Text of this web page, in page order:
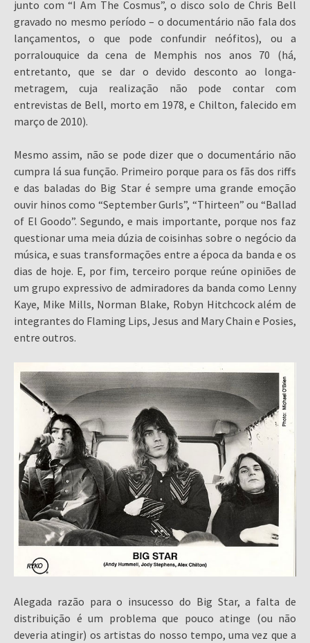
junto com “I Am The Cosmus”, o disco solo de Chris Bell
gravado no mesmo período – o documentário não fala dos
lançamentos, o que pode confundir neófitos), ou a
porralouquice da cena de Memphis nos anos 70 (há,
entretanto, que se dar o devido desconto ao longa-
metragem, cuja realização não pode contar com
entrevistas de Bell, morto em 1978, e Chilton, falecido em
março de 2010).
Mesmo assim, não se pode dizer que o documentário não
cumpra lá sua função. Primeiro porque para os fãs dos riffs
e das baladas do Big Star é sempre uma grande emoção
ouvir hinos como “September Gurls”, “Thirteen” ou “Ballad
of El Goodo”. Segundo, e mais importante, porque nos faz
questionar uma meia dúzia de coisinhas sobre o negócio da
música, e suas transformações entre a época da banda e os
dias de hoje. E, por fim, terceiro porque reúne opiniões de
um grupo expressivo de admiradores da banda como Lenny
Kaye, Mike Mills, Norman Blake, Robyn Hitchcock além de
integrantes do Flaming Lips, Jesus and Mary Chain e Posies,
entre outros.
Alegada razão para o insucesso do Big Star, a falta de
distribuição é um problema que pouco atinge (ou não
deveria atingir) os artistas do nosso tempo, uma vez que a